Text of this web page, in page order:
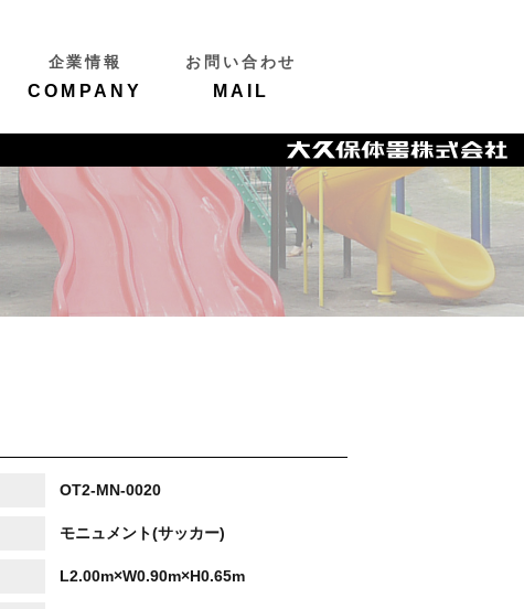
企業情報
COMPANY
お問い合わせ
MAIL
OT2-MN-0020
モニュメント(サッカー)
L2.00m×W0.90m×H0.65m